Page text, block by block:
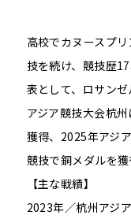
高校でカヌースプ
技を続け、競技歴
表として、ロサン
アジア競技大会杭
獲得、2025年アジ
競技で銅メダルを獲
【主な戦績】
2023年／杭州アジ